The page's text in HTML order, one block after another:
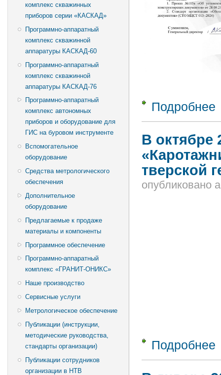
комплекс скважинных
приборов серии «КАСКАД»
Программно-аппаратный
комплекс скважинной
аппаратуры КАСКАД-60
Программно-аппаратный
комплекс скважинной
аппаратуры КАСКАД-76
Программно-аппаратный
комплекс автономных
приборов и оборудование для
ГИС на буровом инструменте
Вспомогательное
оборудование
Средства метрологического
обеспечения
Дополнительное
оборудование
Предлагаемые к продаже
материалы и компоненты
Программное обеспечение
Программно-аппаратный
комплекс «ГРАНИТ-ОНИКС»
Наше производство
Сервисные услуги
Метрологическое обеспечение
Публикации (инструкции,
методические руководства,
стандарты организации)
Публикации сотрудников
организации в НТВ
Подробнее
В октябре
тверской
опубликовано
Подробнее